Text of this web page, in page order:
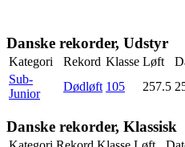
Danske rekorder, Udstyr
Kategori Rekord Klasse Løft
Sub-
Junior
Dødløft 105 257.5
Danske rekorder, Klassisk